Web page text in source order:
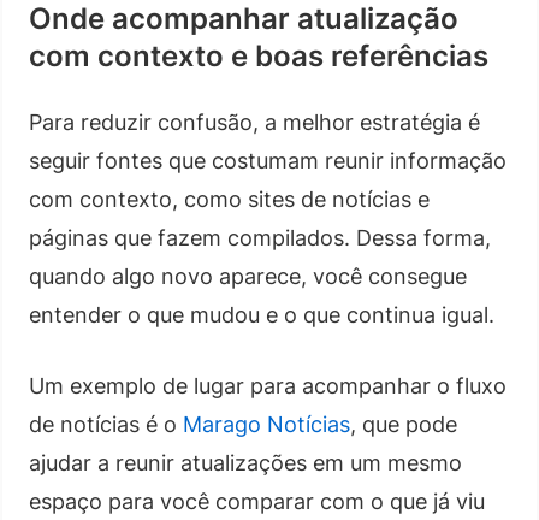
Onde acompanhar atualização
com contexto e boas referências
Para reduzir confusão, a melhor estratégia é
seguir fontes que costumam reunir informação
com contexto, como sites de notícias e
páginas que fazem compilados. Dessa forma,
quando algo novo aparece, você consegue
entender o que mudou e o que continua igual.
Um exemplo de lugar para acompanhar o fluxo
de notícias é o Marago Notícias, que pode
ajudar a reunir atualizações em um mesmo
espaço para você comparar com o que já viu